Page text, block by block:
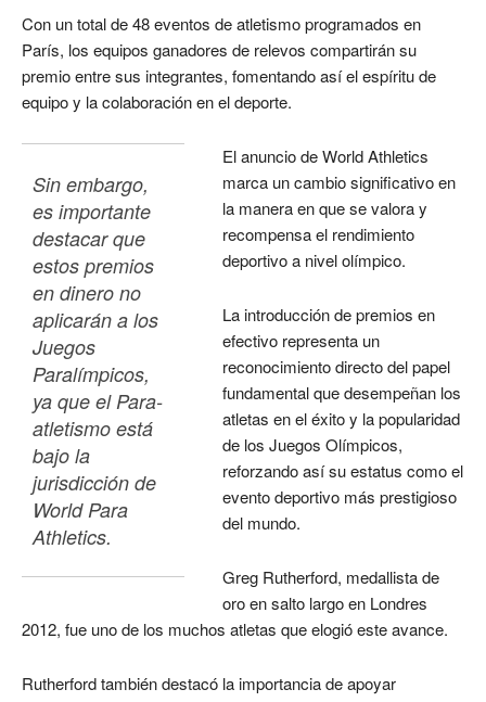
Con un total de 48 eventos de atletismo programados en
París, los equipos ganadores de relevos compartirán su
premio entre sus integrantes, fomentando así el espíritu de
equipo y la colaboración en el deporte.
Sin embargo,
es importante
destacar que
estos premios
en dinero no
aplicarán a los
Juegos
Paralímpicos,
ya que el Para-
atletismo está
bajo la
jurisdicción de
World Para
Athletics.
El anuncio de World Athletics
marca un cambio significativo en
la manera en que se valora y
recompensa el rendimiento
deportivo a nivel olímpico.
La introducción de premios en
efectivo representa un
reconocimiento directo del papel
fundamental que desempeñan los
atletas en el éxito y la popularidad
de los Juegos Olímpicos,
reforzando así su estatus como el
evento deportivo más prestigioso
del mundo.
Greg Rutherford, medallista de
oro en salto largo en Londres
2012, fue uno de los muchos atletas que elogió este avance.
Rutherford también destacó la importancia de apoyar